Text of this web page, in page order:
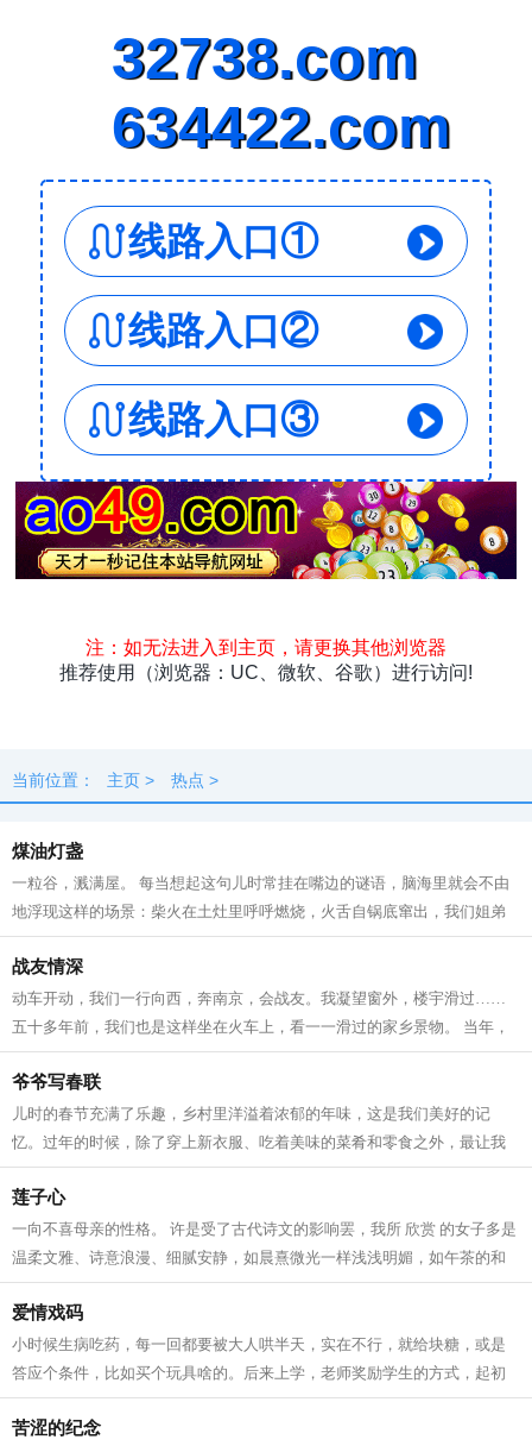
最新
快料 独闻 本地
当前位置： 主页 > 热点 >
煤油灯盏
一粒谷，溅满屋。 每当想起这句儿时常挂在嘴边的谜语，脑海里就会不由
地浮现这样的场景：柴火在土灶里呼呼燃烧，火舌自锅底窜出，我们姐弟
坐在宽板条凳上，烤火，添柴，叽叽喳...
战友情深
动车开动，我们一行向西，奔南京，会战友。我凝望窗外，楼宇滑过……
五十多年前，我们也是这样坐在火车上，看一一滑过的家乡景物。 当年，
我们是一群特殊的“小兵”，大多数十...
爷爷写春联
儿时的春节充满了乐趣，乡村里洋溢着浓郁的年味，这是我们美好的记
忆。过年的时候，除了穿上新衣服、吃着美味的菜肴和零食之外，最让我
难忘的却是春联。 千门万户日，总把...
莲子心
一向不喜母亲的性格。 许是受了古代诗文的影响罢，我所 欣赏 的女子多是
温柔文雅、诗意浪漫、细腻安静，如晨熹微光一样浅浅明媚，如午茶的和
风一样淡然空灵，如长青的落松一样...
爱情戏码
小时候生病吃药，每一回都要被大人哄半天，实在不行，就给块糖，或是
答应个条件，比如买个玩具啥的。后来上学，老师奖励学生的方式，起初
是小红花，后来是笔记本。再后来我写...
苦涩的纪念